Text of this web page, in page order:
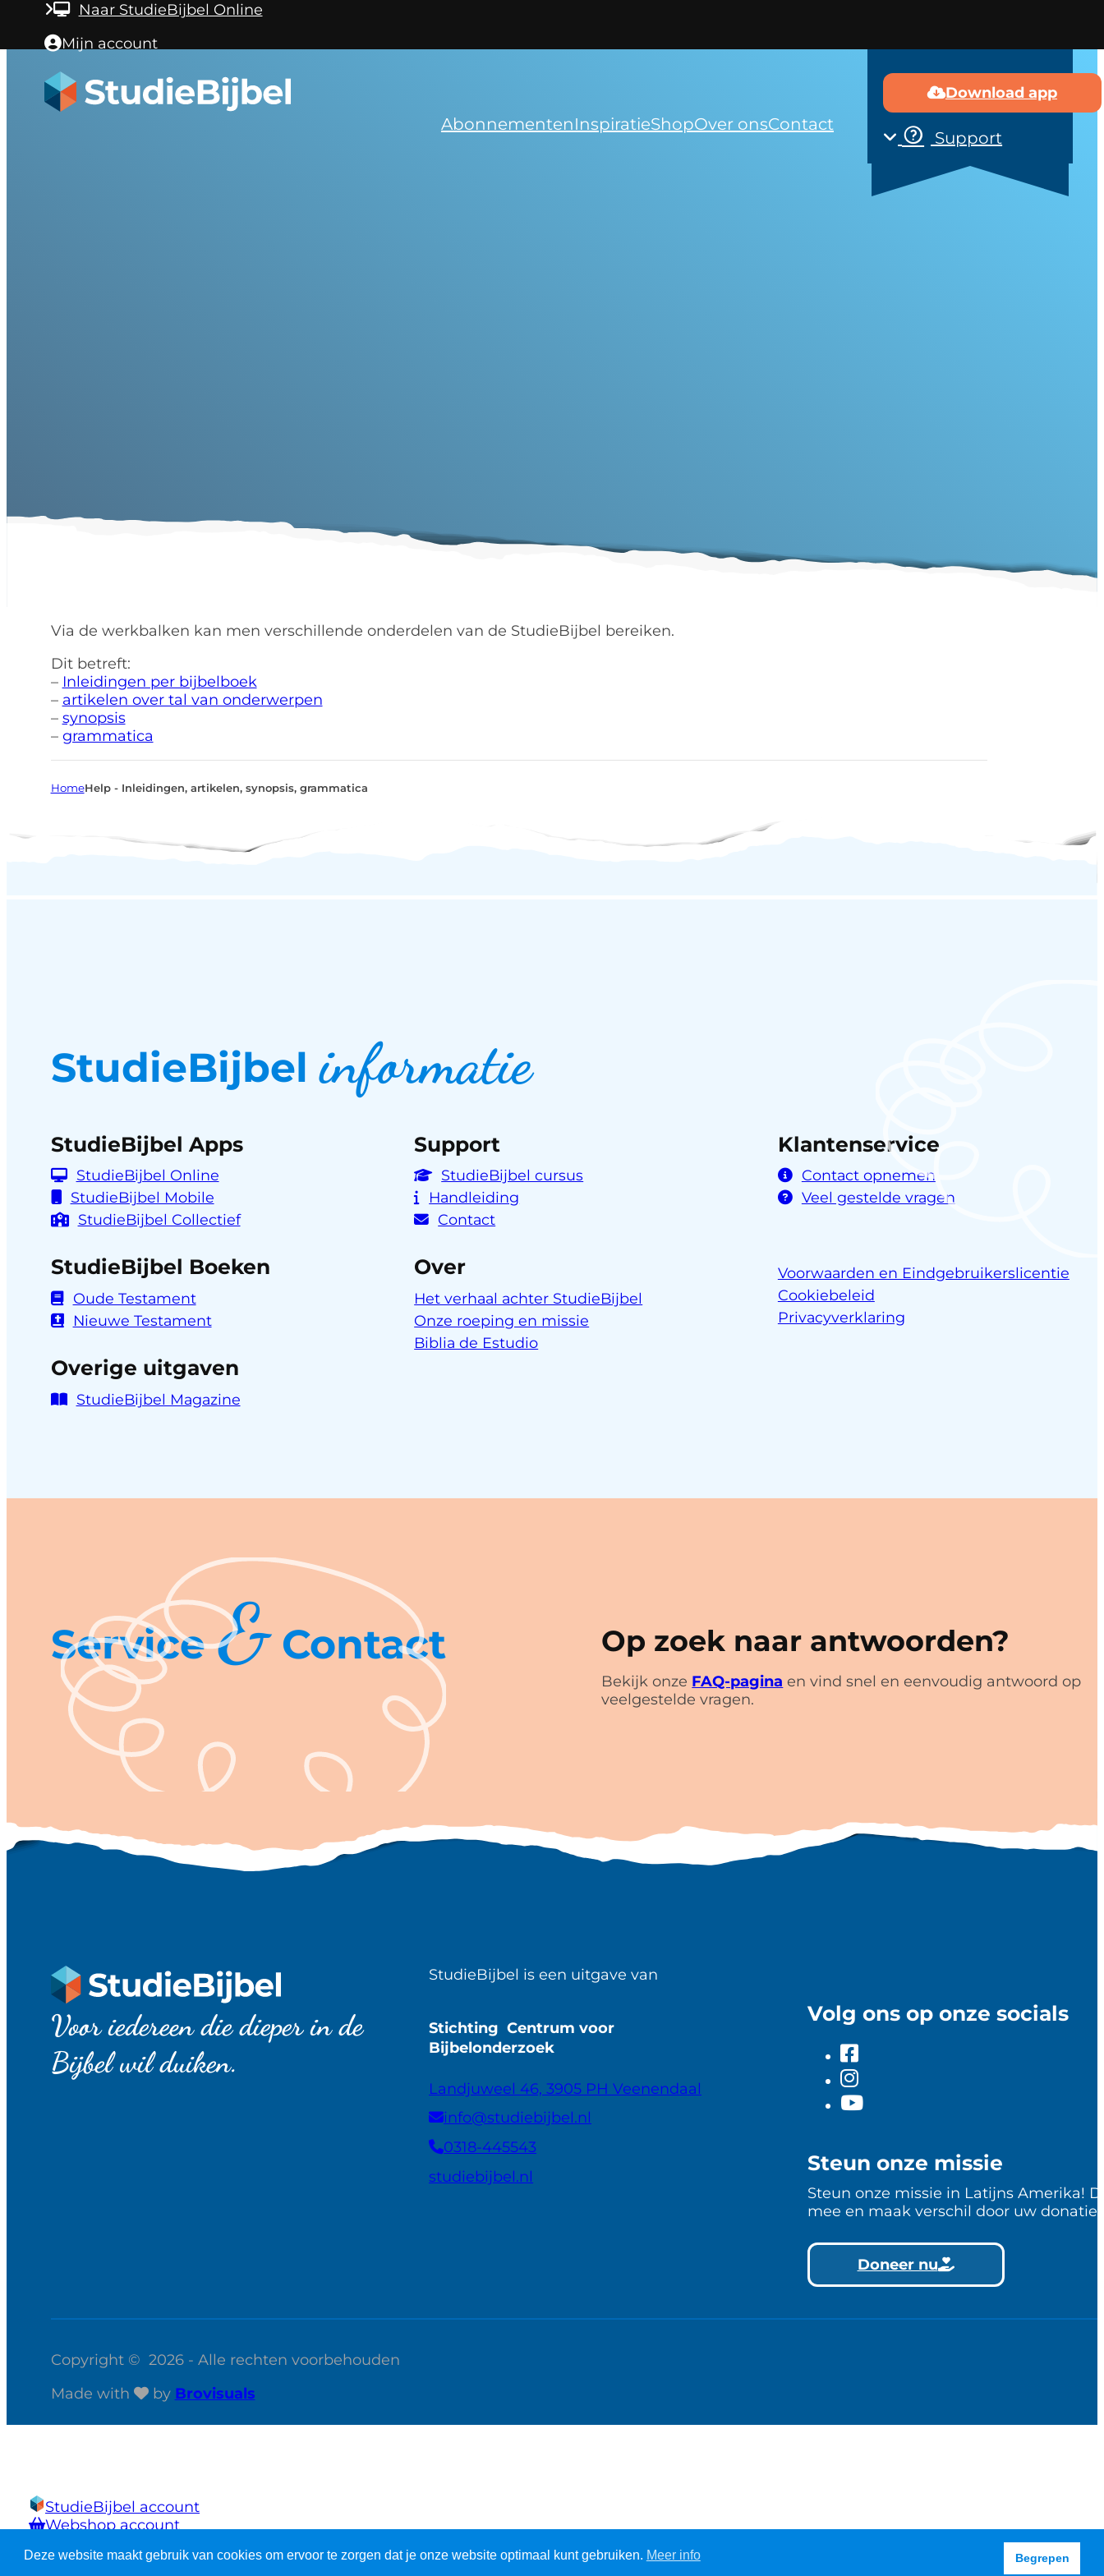
Deze website maakt gebruik van cookies om ervoor te zorgen dat je onze website optimaal kunt gebruiken. Meer info Begrepen
Ga naar hoofdinhoud Ga naar voettekst
Naar StudieBijbel Online
Mijn account
AbonnementenInspiratieShopOver onsContact
Download app
Support
Via de werkbalken kan men verschillende onderdelen van de StudieBijbel bereiken.
Dit betreft:
– Inleidingen per bijbelboek
– artikelen over tal van onderwerpen
– synopsis
– grammatica
HomeHelp - Inleidingen, artikelen, synopsis, grammatica
StudieBijbelinformatie
StudieBijbel Apps
StudieBijbel Online
StudieBijbel Mobile
StudieBijbel Collectief
StudieBijbel Boeken
Oude Testament
Nieuwe Testament
Overige uitgaven
StudieBijbel Magazine
Support
StudieBijbel cursus
Handleiding
Contact
Over
Het verhaal achter StudieBijbel
Onze roeping en missie
Biblia de Estudio
Klantenservice
Contact opnemen
Veel gestelde vragen
Voorwaarden en Eindgebruikerslicentie
Cookiebeleid
Privacyverklaring
Service&Contact Op zoek naar antwoorden?
Bekijk onze FAQ-pagina en vind snel en eenvoudig antwoord op
veelgestelde vragen.
Voor iedereen die dieper in de
Bijbel wil duiken.
StudieBijbel is een uitgave van
Stichting Centrum voor
Bijbelonderzoek
Landjuweel 46, 3905 PH Veenendaal
info@studiebijbel.nl
0318-445543
studiebijbel.nl
Volg ons op onze socials
Steun onze missie
Steun onze missie in Latijns Amerika!
mee en maak verschil door uw donatie.
Doneer nu
Copyright © 2026 - Alle rechten voorbehouden
Made with
by Brovisuals
StudieBijbel account
Webshop account